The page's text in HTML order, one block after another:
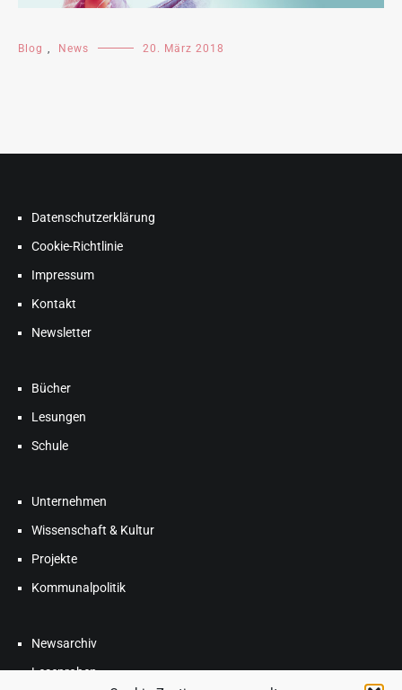
Blog News 20. März 2018
Datenschutzerklärung
Cookie-Richtlinie
Impressum
Kontakt
Newsletter
Bücher
Lesungen
Schule
Unternehmen
Wissenschaft & Kultur
Projekte
Kommunalpolitik
Newsarchiv
Leseproben